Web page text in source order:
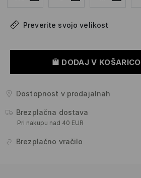
Preverite svojo velikost
DODAJ V KOŠARICO
Dostopnost v prodajalnah
Brezplačna dostava
Pri nakupu nad 40 EUR
Brezplačno vračilo